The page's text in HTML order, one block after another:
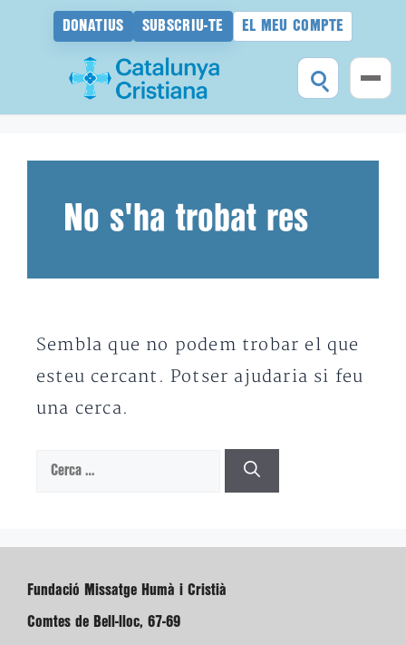
DONATIUS SUBSCRIU-TE EL MEU COMPTE
No s'ha trobat res
Sembla que no podem trobar el que
esteu cercant. Potser ajudaria si feu
una cerca.
Cerca:
Fundació Missatge Humà i Cristià
Comtes de Bell-lloc, 67-69